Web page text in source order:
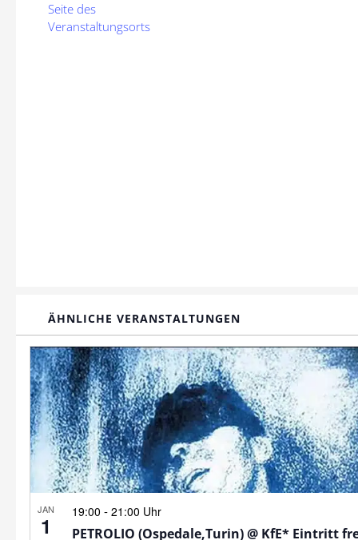
Seite des
Veranstaltungsorts
ÄHNLICHE VERANSTALTUNGEN
JAN
1
19:00 - 21:00 Uhr
PETROLIO (Ospedale,Turin) @ KfE* Eintritt